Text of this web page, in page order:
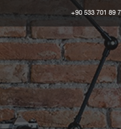
+90 533 701 89